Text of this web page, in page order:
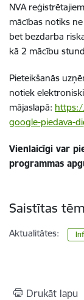
NVA
mācības notiks
bet bezdarba
kā 2 mācību
Pieteikšanās
notiek
mājaslapā:
google-piedava-
Vienlaicīgi var
programmas
Saistītas
Aktualitātes:
Drukāt lapu